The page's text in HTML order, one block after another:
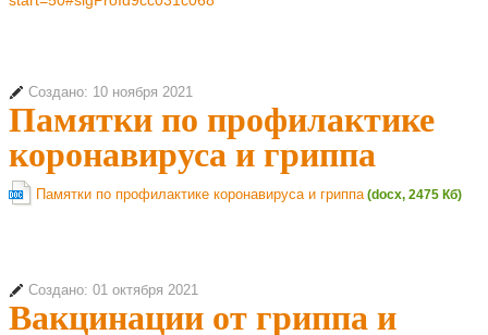
Создано: 10 ноября 2021
Памятки по профилактике
коронавируса и гриппа
Памятки по профилактике коронавируса и гриппа(docx, 2475 Кб)
Создано: 01 октября 2021
Вакцинации от гриппа и